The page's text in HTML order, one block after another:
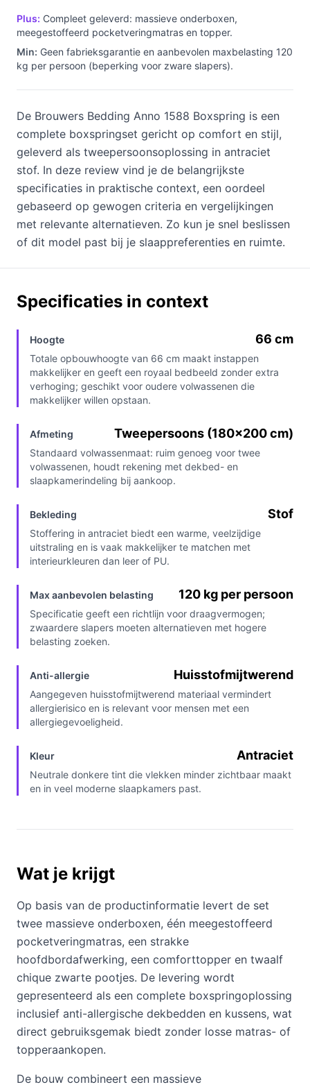
Plus: Compleet geleverd: massieve onderboxen,
meegestoffeerd pocketveringmatras en topper.
Min: Geen fabrieksgarantie en aanbevolen maxbelasting 120
kg per persoon (beperking voor zware slapers).
De Brouwers Bedding Anno 1588 Boxspring is een
complete boxspringset gericht op comfort en stijl,
geleverd als tweepersoonsoplossing in antraciet
stof. In deze review vind je de belangrijkste
specificaties in praktische context, een oordeel
gebaseerd op gewogen criteria en vergelijkingen
met relevante alternatieven. Zo kun je snel beslissen
of dit model past bij je slaappreferenties en ruimte.
Specificaties in context
Hoogte 66 cm
Totale opbouwhoogte van 66 cm maakt instappen
makkelijker en geeft een royaal bedbeeld zonder extra
verhoging; geschikt voor oudere volwassenen die
makkelijker willen opstaan.
Afmeting Tweepersoons (180x200 cm)
Standaard volwassenmaat: ruim genoeg voor twee
volwassenen, houdt rekening met dekbed- en
slaapkamerindeling bij aankoop.
Bekleding Stof
Stoffering in antraciet biedt een warme, veelzijdige
uitstraling en is vaak makkelijker te matchen met
interieurkleuren dan leer of PU.
Max aanbevolen belasting 120 kg per persoon
Specificatie geeft een richtlijn voor draagvermogen;
zwaardere slapers moeten alternatieven met hogere
belasting zoeken.
Anti-allergie Huisstofmijtwerend
Aangegeven huisstofmijtwerend materiaal vermindert
allergierisico en is relevant voor mensen met een
allergiegevoeligheid.
Kleur Antraciet
Neutrale donkere tint die vlekken minder zichtbaar maakt
en in veel moderne slaapkamers past.
Wat je krijgt
Op basis van de productinformatie levert de set
twee massieve onderboxen, één meegestoffeerd
pocketveringmatras, een strakke
hoofdbordafwerking, een comforttopper en twaalf
chique zwarte pootjes. De levering wordt
gepresenteerd als een complete boxspringoplossing
inclusief anti-allergische dekbedden en kussens, wat
direct gebruiksgemak biedt zonder losse matras- of
topperaankopen.
De bouw combineert een massieve